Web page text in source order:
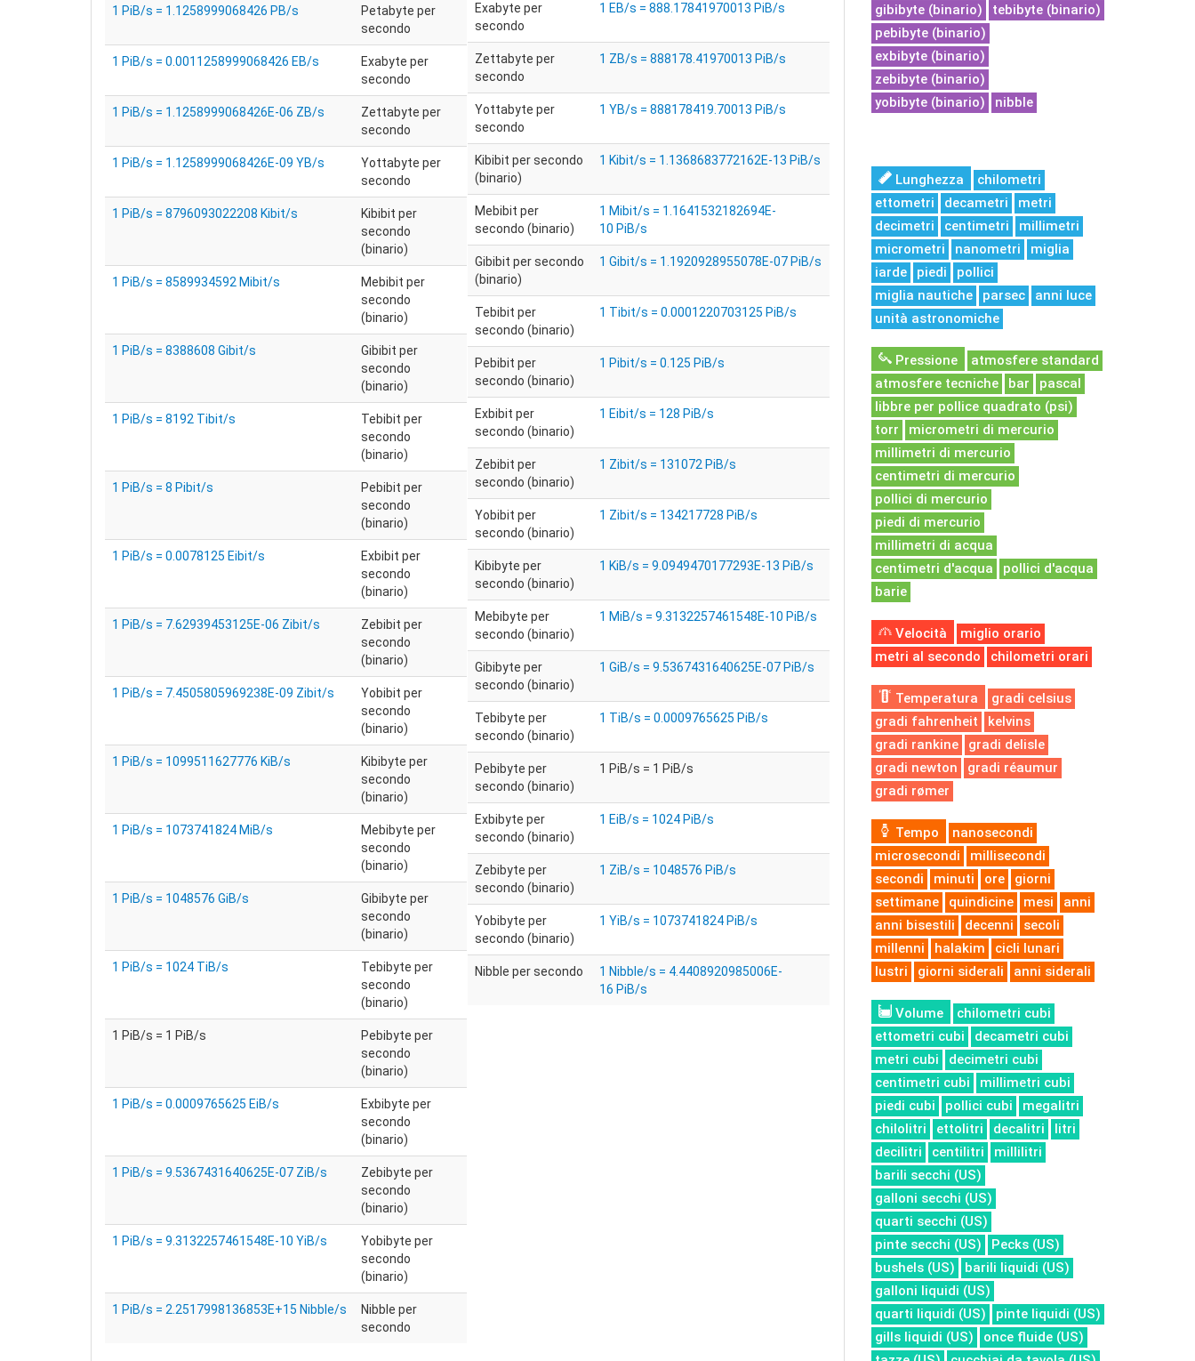
1 PiB/s = 1.1258999068426 PB/s
Petabyte per
secondo
1 PiB/s = 0.0011258999068426 EB/s
Exabyte per
secondo
1 PiB/s = 1.1258999068426E-06 ZB/s
Zettabyte per
secondo
1 PiB/s = 1.1258999068426E-09 YB/s
Yottabyte per
secondo
1 PiB/s = 8796093022208 Kibit/s
Kibibit per
secondo
(binario)
1 PiB/s = 8589934592 Mibit/s
Mebibit per
secondo
(binario)
1 PiB/s = 8388608 Gibit/s
Gibibit per
secondo
(binario)
1 PiB/s = 8192 Tibit/s
Tebibit per
secondo
(binario)
1 PiB/s = 8 Pibit/s
Pebibit per
secondo
(binario)
1 PiB/s = 0.0078125 Eibit/s
Exbibit per
secondo
(binario)
1 PiB/s = 7.62939453125E-06 Zibit/s
Zebibit per
secondo
(binario)
1 PiB/s = 7.4505805969238E-09 Zibit/s
Yobibit per
secondo
(binario)
1 PiB/s = 1099511627776 KiB/s
Kibibyte per
secondo
(binario)
1 PiB/s = 1073741824 MiB/s
Mebibyte per
secondo
(binario)
1 PiB/s = 1048576 GiB/s
Gibibyte per
secondo
(binario)
1 PiB/s = 1024 TiB/s
Tebibyte per
secondo
(binario)
1 PiB/s = 1 PiB/s
Pebibyte per
secondo
(binario)
1 PiB/s = 0.0009765625 EiB/s
Exbibyte per
secondo
(binario)
1 PiB/s = 9.5367431640625E-07 ZiB/s
Zebibyte per
secondo
(binario)
1 PiB/s = 9.3132257461548E-10 YiB/s
Yobibyte per
secondo
(binario)
1 PiB/s = 2.2517998136853E+15 Nibble/s
Nibble per
secondo
Exabyte per
secondo
1 EB/s = 888.17841970013 PiB/s
Zettabyte per
secondo
1 ZB/s = 888178.41970013 PiB/s
Yottabyte per
secondo
1 YB/s = 888178419.70013 PiB/s
Kibibit per secondo
(binario)
1 Kibit/s = 1.1368683772162E-13 PiB/s
Mebibit per
secondo (binario)
1 Mibit/s = 1.1641532182694E-
10 PiB/s
Gibibit per secondo
(binario)
1 Gibit/s = 1.1920928955078E-07 PiB/s
Tebibit per
secondo (binario)
1 Tibit/s = 0.0001220703125 PiB/s
Pebibit per
secondo (binario)
1 Pibit/s = 0.125 PiB/s
Exbibit per
secondo (binario)
1 Eibit/s = 128 PiB/s
Zebibit per
secondo (binario)
1 Zibit/s = 131072 PiB/s
Yobibit per
secondo (binario)
1 Zibit/s = 134217728 PiB/s
Kibibyte per
secondo (binario)
1 KiB/s = 9.0949470177293E-13 PiB/s
Mebibyte per
secondo (binario)
1 MiB/s = 9.3132257461548E-10 PiB/s
Gibibyte per
secondo (binario)
1 GiB/s = 9.5367431640625E-07 PiB/s
Tebibyte per
secondo (binario)
1 TiB/s = 0.0009765625 PiB/s
Pebibyte per
secondo (binario)
1 PiB/s = 1 PiB/s
Exbibyte per
secondo (binario)
1 EiB/s = 1024 PiB/s
Zebibyte per
secondo (binario)
1 ZiB/s = 1048576 PiB/s
Yobibyte per
secondo (binario)
1 YiB/s = 1073741824 PiB/s
Nibble per secondo
1 Nibble/s = 4.4408920985006E-
16 PiB/s
gibibyte (binario)
tebibyte (binario)
pebibyte (binario)
exbibyte (binario)
zebibyte (binario)
yobibyte (binario)
nibble
Lunghezza
chilometri
ettometri
decametri
metri
decimetri
centimetri
millimetri
micrometri
nanometri
miglia
iarde
piedi
pollici
miglia nautiche
parsec
anni luce
unità astronomiche
Pressione
atmosfere standard
atmosfere tecniche
bar
pascal
libbre per pollice quadrato (psi)
torr
micrometri di mercurio
millimetri di mercurio
centimetri di mercurio
pollici di mercurio
piedi di mercurio
millimetri di acqua
centimetri d'acqua
pollici d'acqua
barie
Velocità
miglio orario
metri al secondo
chilometri orari
Temperatura
gradi celsius
gradi fahrenheit
kelvins
gradi rankine
gradi delisle
gradi newton
gradi réaumur
gradi rømer
Tempo
nanosecondi
microsecondi
millisecondi
secondi
minuti ore
giorni
settimane
quindicine mesi
anni
anni bisestili
decenni
secoli
millenni
halakim
cicli lunari
lustri
giorni siderali anni siderali
Volume
chilometri cubi
ettometri cubi
decametri cubi
metri cubi
decimetri cubi
centimetri cubi
millimetri cubi
piedi cubi
pollici cubi
megalitri
chilolitri
ettolitri decalitri
litri
decilitri
centilitri
millilitri
barili secchi (US)
galloni secchi (US)
quarti secchi (US)
pinte secchi (US)
Pecks (US)
bushels (US)
barili liquidi (US)
galloni liquidi (US)
quarti liquidi (US)
pinte liquidi (US)
gills liquidi (US)
once fluide (US)